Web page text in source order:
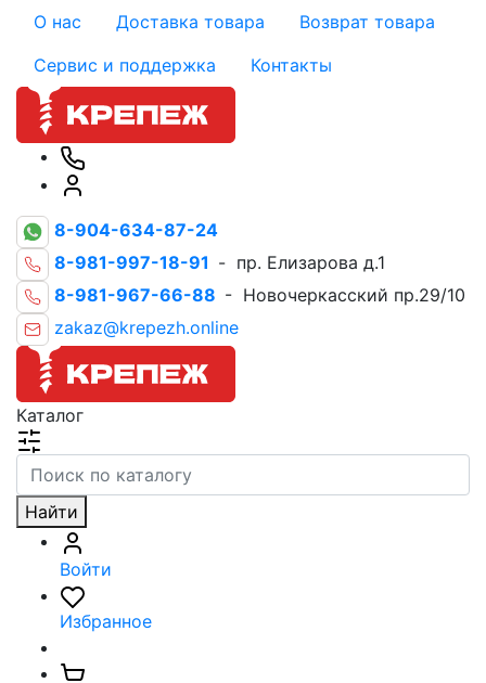
О нас Доставка товара
Возврат товара
Сервис и поддержка
Контакты
8-904-634-87-24
8-981-997-18-91 - пр. Елизарова д.1
8-981-967-66-88 - Новочеркасский пр.29/10
zakaz@krepezh.online
Каталог
Найти
Войти
Избранное